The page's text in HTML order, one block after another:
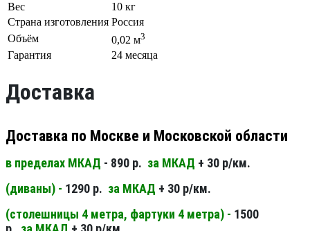
Вес
10 кг
Страна изготовления Россия
Объём
0,02 м3
Гарантия 24 месяца
Доставка
Доставка по Москве и Московской области
в пределах МКАД - 890 р. за МКАД + 30 р/км.
(диваны) - 1290 р. за МКАД + 30 р/км.
(столешницы 4 метра, фартуки 4 метра) - 1500